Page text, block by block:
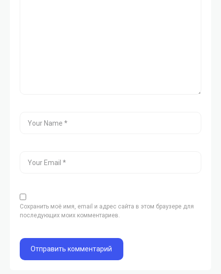
Сохранить моё имя, email и адрес сайта в этом браузере для
последующих моих комментариев.